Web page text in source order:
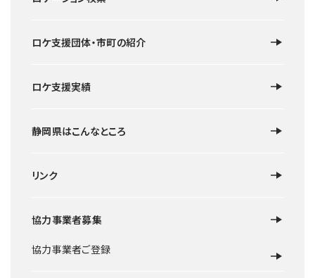
ロケ支援団体・市町の紹介
ロケ支援実績
静岡県はこんなところ
リンク
協力事業者募集
協力事業者ご登録
カテゴリを選択